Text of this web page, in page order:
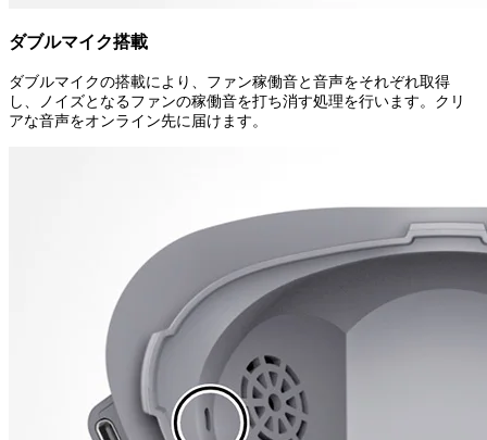
ダブルマイク搭載
ダブルマイクの搭載により、ファン稼働音と音声をそれぞれ取得
し、ノイズとなるファンの稼働音を打ち消す処理を行います。クリ
アな音声をオンライン先に届けます。